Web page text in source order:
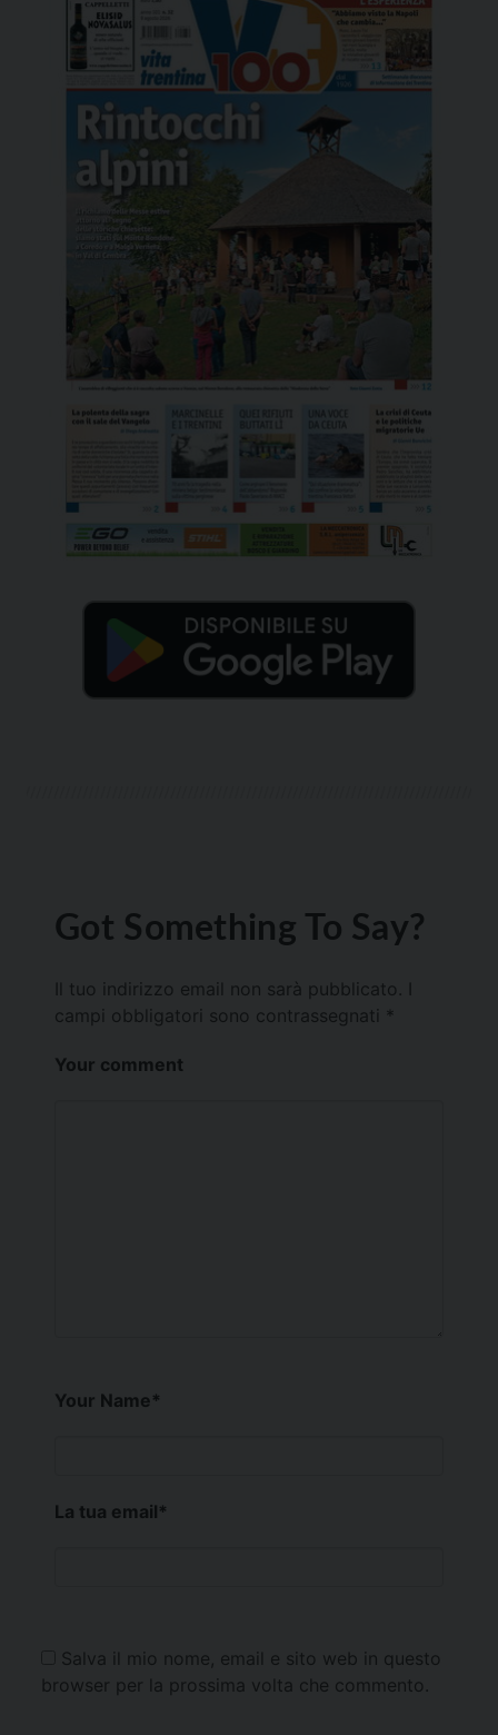
Got Something To Say?
Il tuo indirizzo email non sarà pubblicato.
campi obbligatori sono contrassegnati *
Your comment
Your Name*
La tua email*
Salva il mio nome, email e sito web in questo
browser per la prossima volta che commento.